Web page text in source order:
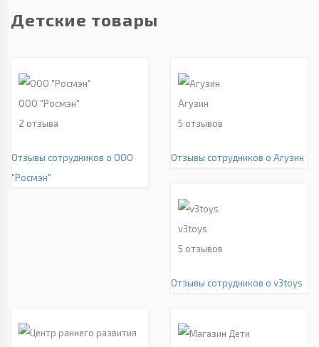
Детские товары
ООО "Росмэн"
2 отзыва
Отзывы сотрудников о ООО
"Росмэн"
Агузин
5 отзывов
Отзывы сотрудников о Агузин
v3toys
5 отзывов
Отзывы сотрудников о v3toys